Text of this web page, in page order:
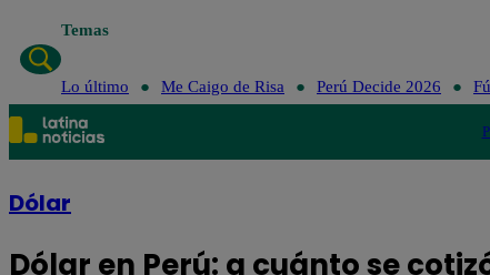
Temas
Lo último Me Caigo de Risa Perú Decide 2026
Dólar
Dólar en Perú: a cuánto se